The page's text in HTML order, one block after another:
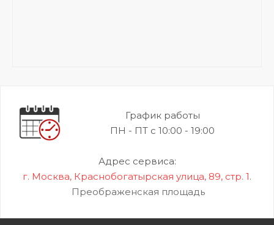
График работы
ПН - ПТ с 10:00 - 19:00
Адрес сервиса:
г. Москва, Краснобогатырская улица, 89, стр. 1.
Преображенская площадь